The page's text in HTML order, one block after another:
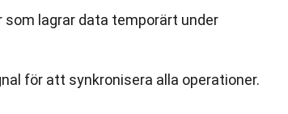
lagrar data temporärt under
för att synkronisera alla operationer.